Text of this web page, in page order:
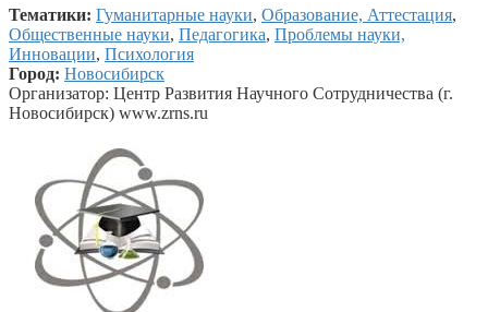
Тематики: Гуманитарные науки, Образование, Аттестация,
Общественные науки, Педагогика, Проблемы науки,
Инновации, Психология
Город: Новосибирск
Организатор: Центр Развития Научного Сотрудничества (г.
Новосибирск) www.zrns.ru